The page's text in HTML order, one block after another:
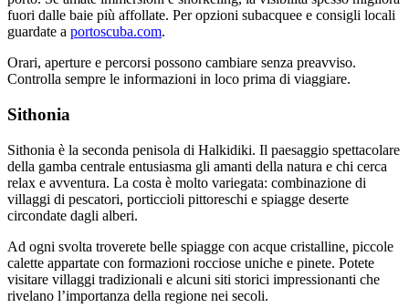
fuori dalle baie più affollate. Per opzioni subacquee e consigli locali
guardate a portoscuba.com.
Orari, aperture e percorsi possono cambiare senza preavviso.
Controlla sempre le informazioni in loco prima di viaggiare.
Sithonia
Sithonia è la seconda penisola di Halkidiki. Il paesaggio spettacolare
della gamba centrale entusiasma gli amanti della natura e chi cerca
relax e avventura. La costa è molto variegata: combinazione di
villaggi di pescatori, porticcioli pittoreschi e spiagge deserte
circondate dagli alberi.
Ad ogni svolta troverete belle spiagge con acque cristalline, piccole
calette appartate con formazioni rocciose uniche e pinete. Potete
visitare villaggi tradizionali e alcuni siti storici impressionanti che
rivelano l’importanza della regione nei secoli.